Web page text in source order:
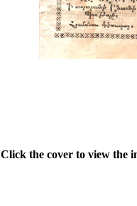
Click the cover to view the